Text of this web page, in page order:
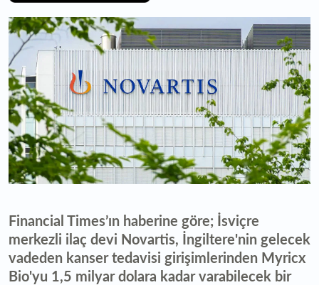
Financial Times’ın haberine göre; İsviçre
merkezli ilaç devi Novartis, İngiltere'nin gelecek
vadeden kanser tedavisi girişimlerinden Myricx
Bio'yu 1,5 milyar dolara kadar varabilecek bir